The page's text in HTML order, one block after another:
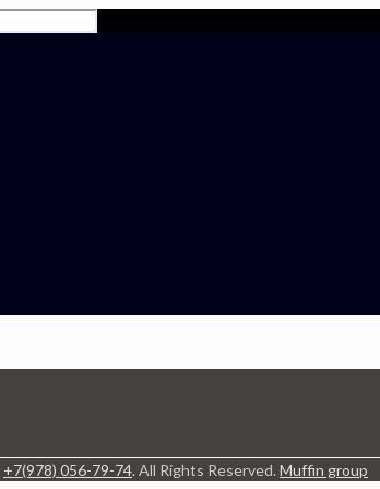
+7(978) 056-79-74. All Rights Reserved. Muffin group